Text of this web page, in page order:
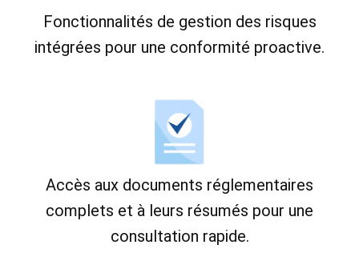
Fonctionnalités de gestion des risques
intégrées pour une conformité proactive.
Accès aux documents réglementaires
complets et à leurs résumés pour une
consultation rapide.